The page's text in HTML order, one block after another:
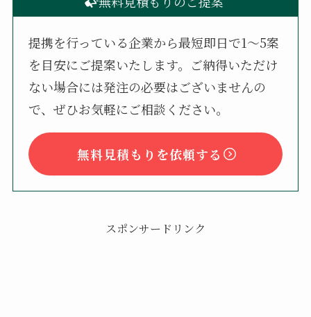
提携を行っている企業から最短即日で1〜5案
を目安にご提案いたします。ご納得いただけ
ない場合には発注の必要はございませんの
で、ぜひお気軽にご相談ください。
無料見積もりを依頼する
スポンサードリンク